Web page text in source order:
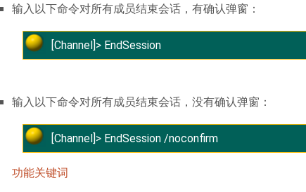
输入以下命令对所有成员结束会话，有确认弹窗：
[Channel]> EndSession
输入以下命令对所有成员结束会话，没有确认弹窗：
[Channel]> EndSession /noconfirm
功能关键词